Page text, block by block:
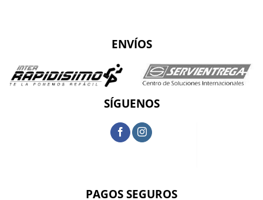
ENVÍOS
SÍGUENOS
PAGOS SEGUROS